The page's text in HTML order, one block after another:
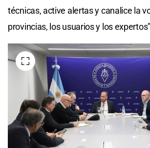
técnicas, active alertas y canalice la
provincias, los usuarios y los